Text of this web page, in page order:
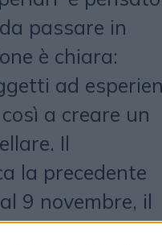
passare in
è chiara:
ad
a creare un
Il
la precedente
9 novembre, il
primi giorni da